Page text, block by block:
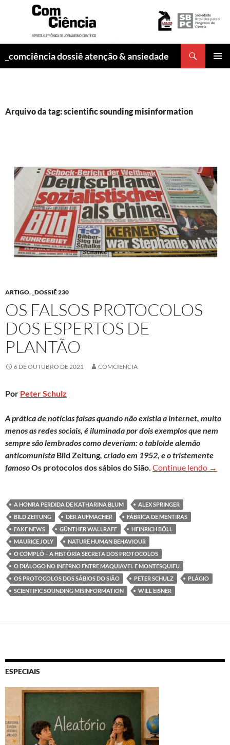
_comciência dossiê atenção & ansiedade
Arquivo da tag: scientific sounding misinformation
ARTIGO, _DOSSIÊ 230
OS FALSOS PROTOCOLOS
DOS ESPERTOS DE
PLANTÃO
6 DE OUTUBRO DE 2021 COMCIENCIA
Por Peter Schulz
A prática de notícias falsas quando não existia a internet, muito
menos as redes sociais, é iluminada por dois exemplos que nem
sempre são lembrados como deveriam: o tabloide alemão
anticomunista Bild Zeitung, criado em 1952, e o tristemente
famosoOs protocolos dos sábios do Sião. Continue lendo Os
→
A HONRA PERDIDA DE KATHARINA BLUM
ALEX SPRINGER
BILD ZEITUNG
DER AUFMACHER
FÁBRICA DE MENTIRAS
FAKE NEWS
GÜNTHER WALLRAFF
HEINRICH BÖLL
MAURICE JOLY
NATURE HUMAN BEHAVIOUR
O COMPLÔ – A HISTÓRIA SECRETA DOS PROTOCOLOS
O DIÁLOGO NO INFERNO ENTRE MAQUIAVEL E MONTESQUIEU
OS PROTOCOLOS DOS SÁBIOS DO SIÃO
PETER SCHULZ
PLÁGIO
SCIENTIFIC SOUNDING MISINFORMATION
WILL EISNER
ESPECIAIS